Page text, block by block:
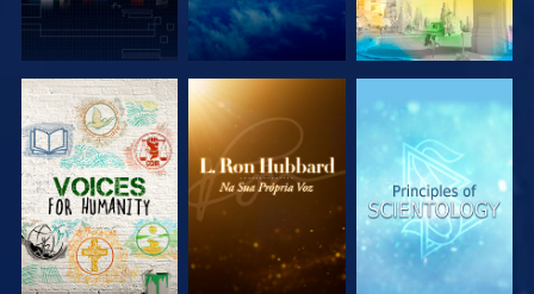
EXPLORAR A
SÉRIE
EXPLORAR A
SÉRIE
EXPLORAR A
SÉRIE